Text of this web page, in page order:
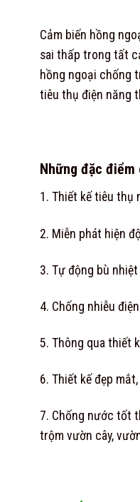
Cảm biến hồng
sai thấp trong tất
hồng ngoại chống
tiêu thụ điện năng
Những đặc điểm
1. Thiết kế tiêu thụ
2. Miễn phát hiện
3. Tự động bù nhiệt
4. Chống nhiễu
5. Thông qua thiết
6. Thiết kế đẹp
7. Chống nước tốt
trộm vườn cây,